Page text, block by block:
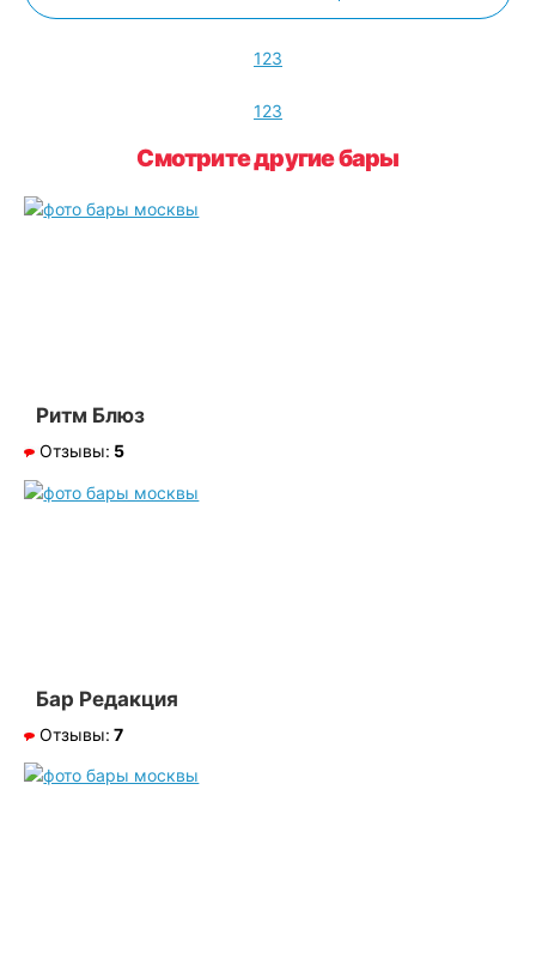
123
123
Смотрите другие бары
Ритм Блюз
Отзывы: 5
Бар Редакция
Отзывы: 7